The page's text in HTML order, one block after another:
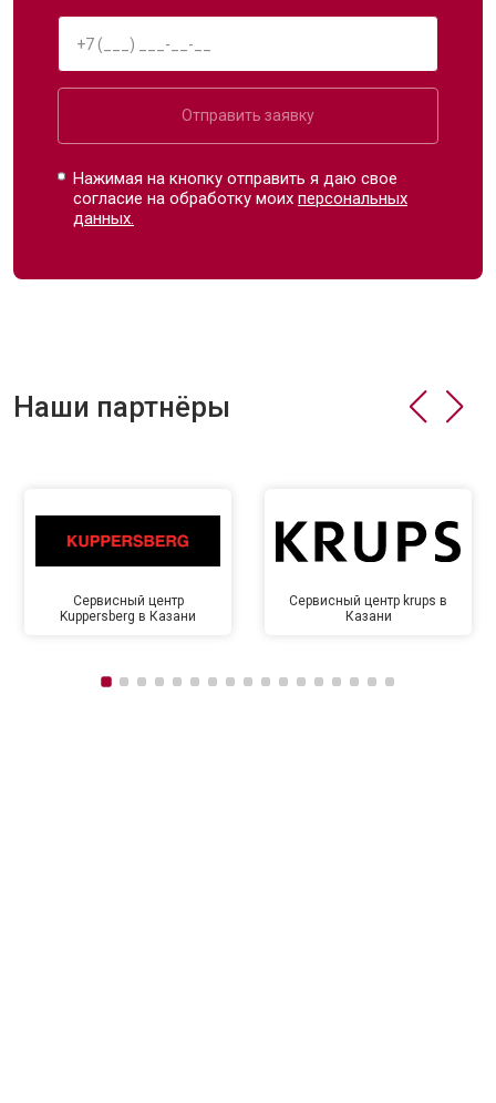
Отправить заявку
Нажимая на кнопку отправить я даю свое
согласие на обработку моихперсональных
данных.
Наши партнёры
Сервисный центр
Kuppersberg в Казани
Сервисный центр krups в
Казани